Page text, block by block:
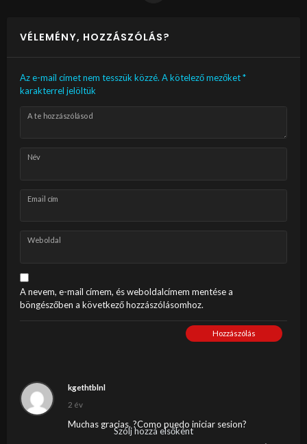
VÉLEMÉNY, HOZZÁSZÓLÁS?
Az e-mail címet nem tesszük közzé. A kötelező mezőket*
karakterrel jelöltük
A te hozzászólásod
Név
Email cím
Weboldal
A nevem, e-mail címem, és weboldalcímem mentése a
böngészőben a következő hozzászólásomhoz.
Hozzászólás
kgethtblnl
2 év
Muchas gracias. ?Como puedo iniciar sesion?
Szólj hozzá elsőként